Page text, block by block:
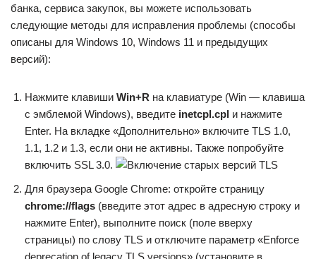
банка, сервиса закупок, вы можете использовать
следующие методы для исправления проблемы (способы
описаны для Windows 10, Windows 11 и предыдущих
версий):
Нажмите клавиши Win+R на клавиатуре (Win — клавиша
с эмблемой Windows), введите inetcpl.cpl и нажмите
Enter. На вкладке «Дополнительно» включите TLS 1.0,
1.1, 1.2 и 1.3, если они не активны. Также попробуйте
включить SSL 3.0.
Для браузера Google Chrome: откройте страницу
chrome://flags (введите этот адрес в адресную строку и
нажмите Enter), выполните поиск (поле вверху
страницы) по слову TLS и отключите параметр «Enforce
deprecation of legacy TLS versions» (установите в